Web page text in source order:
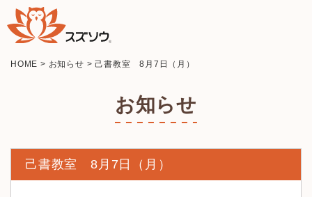
HOME > お知らせ >己書教室 8月7日（月）
お知らせ
己書教室 8月7日（月）